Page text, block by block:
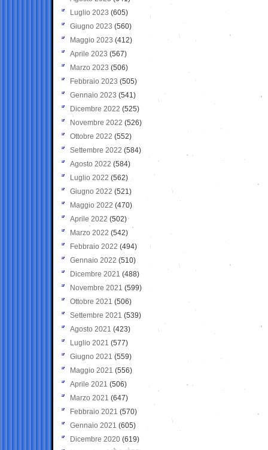
Luglio 2023 (605)
Giugno 2023 (560)
Maggio 2023 (412)
Aprile 2023 (567)
Marzo 2023 (506)
Febbraio 2023 (505)
Gennaio 2023 (541)
Dicembre 2022 (525)
Novembre 2022 (526)
Ottobre 2022 (552)
Settembre 2022 (584)
Agosto 2022 (584)
Luglio 2022 (562)
Giugno 2022 (521)
Maggio 2022 (470)
Aprile 2022 (502)
Marzo 2022 (542)
Febbraio 2022 (494)
Gennaio 2022 (510)
Dicembre 2021 (488)
Novembre 2021 (599)
Ottobre 2021 (506)
Settembre 2021 (539)
Agosto 2021 (423)
Luglio 2021 (577)
Giugno 2021(559)
Maggio 2021 (556)
Aprile 2021 (506)
Marzo 2021 (647)
Febbraio 2021 (570)
Gennaio 2021 (605)
Dicembre 2020 (619)